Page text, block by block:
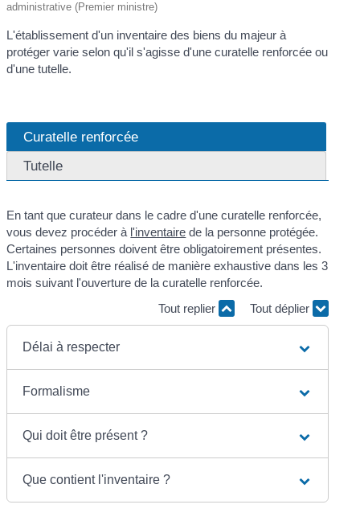
administrative (Premier ministre)
L'établissement d'un inventaire des biens du majeur à
protéger varie selon qu'il s'agisse d'une curatelle renforcée ou
d'une tutelle.
Curatelle renforcée
Tutelle
En tant que curateur dans le cadre d'une curatelle renforcée,
vous devez procéder à l'inventaire de la personne protégée.
Certaines personnes doivent être obligatoirement présentes.
L'inventaire doit être réalisé de manière exhaustive dans les 3
mois suivant l'ouverture de la curatelle renforcée.
Tout replier
Tout déplier
Délai à respecter
Formalisme
Qui doit être présent ?
Que contient l'inventaire ?